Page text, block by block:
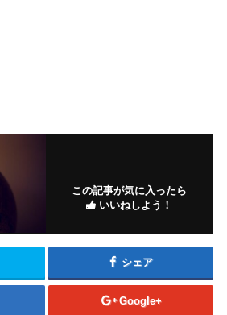
この記事が気に入ったら
いいねしよう！
シェア
Google+